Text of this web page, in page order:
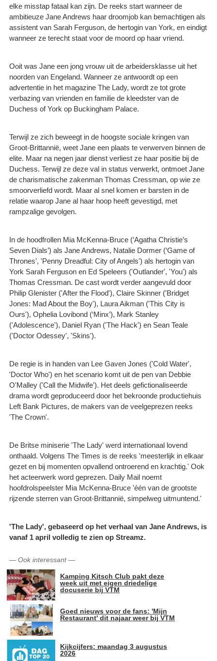
elke misstap fataal kan zijn. De reeks start wanneer de
ambitieuze Jane Andrews haar droomjob kan bemachtigen als
assistent van Sarah Ferguson, de hertogin van York, en eindigt
wanneer ze terecht staat voor de moord op haar vriend.
Ooit was Jane een jong vrouw uit de arbeidersklasse uit het
noorden van Engeland. Wanneer ze antwoordt op een
advertentie in het magazine The Lady, wordt ze tot grote
verbazing van vrienden en familie de kleedster van de
Duchess of York op Buckingham Palace.
Terwijl ze zich beweegt in de hoogste sociale kringen van
Groot-Brittannië, weet Jane een plaats te verwerven binnen de
elite. Maar na negen jaar dienst verliest ze haar positie bij de
Duchess. Terwijl ze deze val in status verwerkt, ontmoet Jane
de charismatische zakenman Thomas Cressman, op wie ze
smoorverliefd wordt. Maar al snel komen er barsten in de
relatie waarop Jane al haar hoop heeft gevestigd, met
rampzalige gevolgen.
In de hoodfrollen Mia McKenna-Bruce (‘Agatha Christie’s
Seven Dials’) als Jane Andrews, Natalie Dormer (‘Game of
Thrones’, 'Penny Dreadful: City of Angels') als hertogin van
York Sarah Ferguson en Ed Speleers ('Outlander', 'You') als
Thomas Cressman. De cast wordt verder aangevuld door
Philip Glenister ('After the Flood'), Claire Skinner ('Bridget
Jones: Mad About the Boy'), Laura Aikman ('This City is
Ours'), Ophelia Lovibond (‘Minx’), Mark Stanley
('Adolescence'), Daniel Ryan ('The Hack') en Sean Teale
('Doctor Odessey', 'Skins').
De regie is in handen van Lee Gaven Jones ('Cold Water',
'Doctor Who') en het scenario komt uit de pen van Debbie
O'Malley ('Call the Midwife'). Het deels gefictionaliseerde
drama wordt geproduceerd door het bekroonde productiehuis
Left Bank Pictures, de makers van de veelgeprezen reeks
'The Crown'.
De Britse miniserie 'The Lady' werd internationaal lovend
onthaald. Volgens The Times is de reeks 'meesterlijk in elkaar
gezet en bij momenten opvallend ontroerend en krachtig.' Ook
het acteerwerk word geprezen. Daily Mail noemt
hoofdrolspeelster Mia McKenna-Bruce 'één van de grootste
rijzende sterren van Groot-Brittannië, simpelweg uitmuntend.'
'The Lady', gebaseerd op het verhaal van Jane Andrews, is
vanaf 1 april volledig te zien op Streamz.
— Ook interessant—
Kamping Kitsch Club pakt deze
week uit met eigen driedelige
docuserie bij VTM
Goed nieuws voor de fans: 'Mijn
Restaurant' dit najaar weer bij VTM
Kijkcijfers: maandag 3 augustus
2026